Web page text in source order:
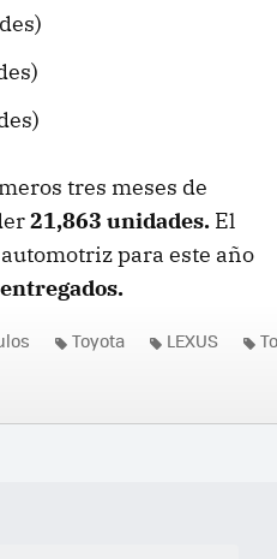
tres meses de
21,863 unidades. El
para este año
Toyota LEXUS